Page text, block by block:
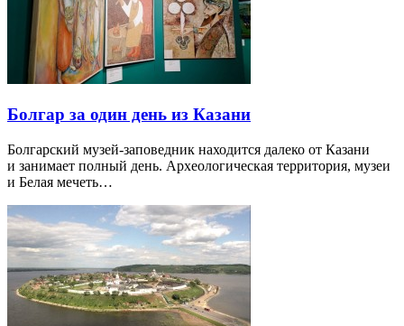
Болгар за один день из Казани
Болгарский музей-заповедник находится далеко от Казани
и занимает полный день. Археологическая территория, музеи
и Белая мечеть…